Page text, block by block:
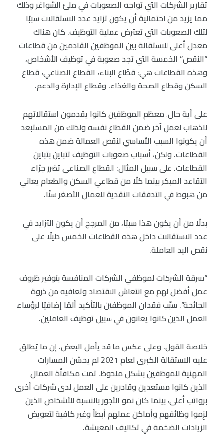
تقارير الشركات التي تواجه الصعوبات في ملئ الشواغر وذلك
مما يزيد من احتمالية أن يكون تزايد عدد الاستقالات سببًا
لتلك الصعوبات التي تعترض عملية التوظيف. كان هناك
معدل أعلى للاستقالة بين الموظفين القادمين من قطاعات
“النقص” الخمسة التي تجد صعوبة في توظيف الأشخاص،
وهذه القطاعات هي: قطّاع البناء، القطاع الصناعي، قطاع
السكن وقطاع الصحة والغذاء، وقطاع الإدارة والدعم.
على أية حال، معظم الموظفين كانوا يقدمون استقالاتهم
للذهاب لعمل آخر ضمن القطاع نفسه ولذلك من المستبعد
أن يكونوا السبب الأساسي لنقص العمالة ضمن هذه
القطاعات. ولكن، أسباب صعوبات التوظيف تتباين بتباين
القطاعات. على سبيل المثال: القطاع الصناعي تضرر جرّاء
التقاعد المبكر بينما كلًا من قطاعي السكن والطعام يعاني
من هبوط في التدفقات النقدية للعمال الأصغر سنًا.
بدلًا من أن يكون هذا سببًا، من المرجح أن يكون التزايد في
عدد الاستقالات داخل هذه القطاعات الخمس دليلًا على
نقص اليد العاملة.
“سرقة الشركات لموظفي الشركات المنافسة بتوفير ظروف
عمل أفضل لهم مع انتعاش الاقتصاد وتعافيه من ذروة
الجائحة”. سبّب فقدان الموظفين بالتأكيد ألمًا إضافيًا لرؤساء
العمل الذين كانوا يعانون في سبيل توظيف العاملين.
خلاصة القول، وعلى عكس ما قد يأمل البعض، إن ما يُطلق
عليه الاستقالة الكبرى لعام 2021 لم يحسّن المسارات
المهنية للموظفين بشكل ملحوظ. تمت مكافأة العمال
الذين كانوا مستعدين وقادرين على العمل لدى شركات أخرى
برواتب أعلى، بينما كان نمو الأجور بالنسبة للأشخاص الذين
لزِموا وظائفهم وأماكن عملهم أبطأ وغير كافية لتعويض
الزيادات الضخمة في تكاليف المعيشة.